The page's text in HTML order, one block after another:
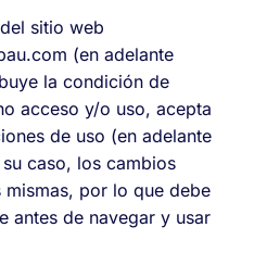
sitio web
(en adelante
la condición de
acceso y/o uso, acepta
de uso (en adelante
caso, los cambios
por lo que debe
antes de navegar y usar